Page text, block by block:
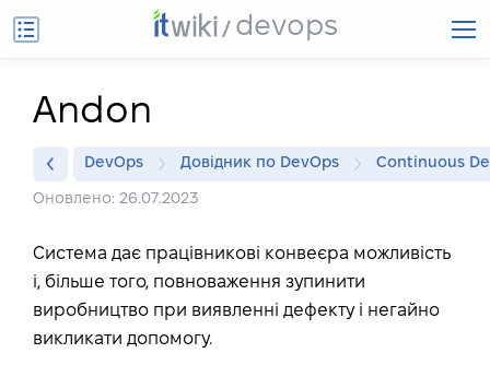
devops
Andon
DevOps Довідник по DevOps Continuous
Оновлено: 26.07.2023
Система дає працівникові конвеєра можливість
і, більше того, повноваження зупинити
виробництво при виявленні дефекту і негайно
викликати допомогу.